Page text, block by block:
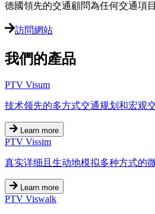
德國領先的交通顧問為任何交通項
訪問網站
我們的產品
PTV Visum
技术领先的多方式交通规划和宏观
Learn more
PTV Vissim
真实详细且生动地模拟多种方式的
Learn more
PTV Viswalk